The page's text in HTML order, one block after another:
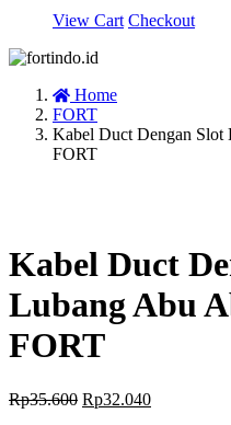
View Cart Checkout
Home
FORT
Kabel Duct Dengan
FORT
Kabel Duct
Lubang Abu
FORT
Rp35.600 Rp32.040